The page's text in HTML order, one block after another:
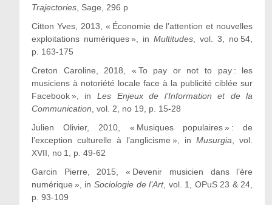
Trajectories, Sage, 296 p
Citton Yves, 2013, « Économie de l’attention et nouvelles
exploitations numériques », inMultitudes , vol. 3, no 54,
p. 163-175
Creton Caroline , 2018, « To pay or not to pay : les
musiciens à notoriété locale face à la publicité ciblée sur
Facebook », in Les Enjeux de l’Information et de la
Communication , vol. 2, no 19, p. 15-28
JulienOlivier, 2010, « Musiques populaires » : de
l’exception culturelle à l’anglicisme », inMusurgia , vol.
XVII, no 1, p. 49-62
Garcin Pierre,
2015, « Devenir musicien dans l’ère
numérique », in Sociologie de l’Art, vol. 1, OPuS 23 & 24,
p. 93-109